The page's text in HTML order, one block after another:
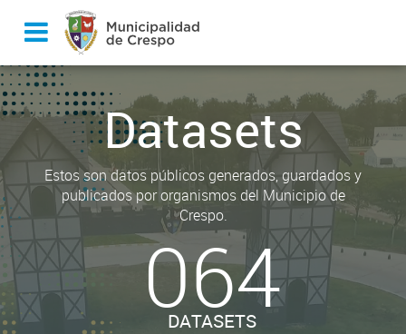
Datasets
Estos son datos públicos generados, guardados y
publicados por organismos del Municipio de
Crespo.
064
DATASETS